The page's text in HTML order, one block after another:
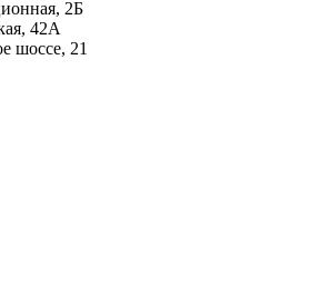
2Б
42А
шоссе, 21